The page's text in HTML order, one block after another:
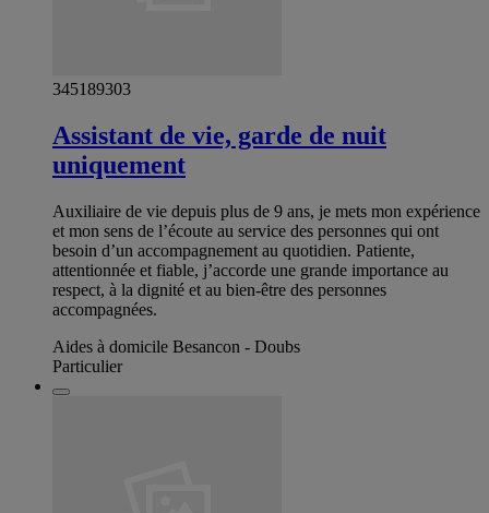
345189303
Assistant de vie, garde de nuit
uniquement
Auxiliaire de vie depuis plus de 9 ans, je mets mon expérience
et mon sens de l’écoute au service des personnes qui ont
besoin d’un accompagnement au quotidien. Patiente,
attentionnée et fiable, j’accorde une grande importance au
respect, à la dignité et au bien-être des personnes
accompagnées.
Aides à domicile Besancon - Doubs
Particulier